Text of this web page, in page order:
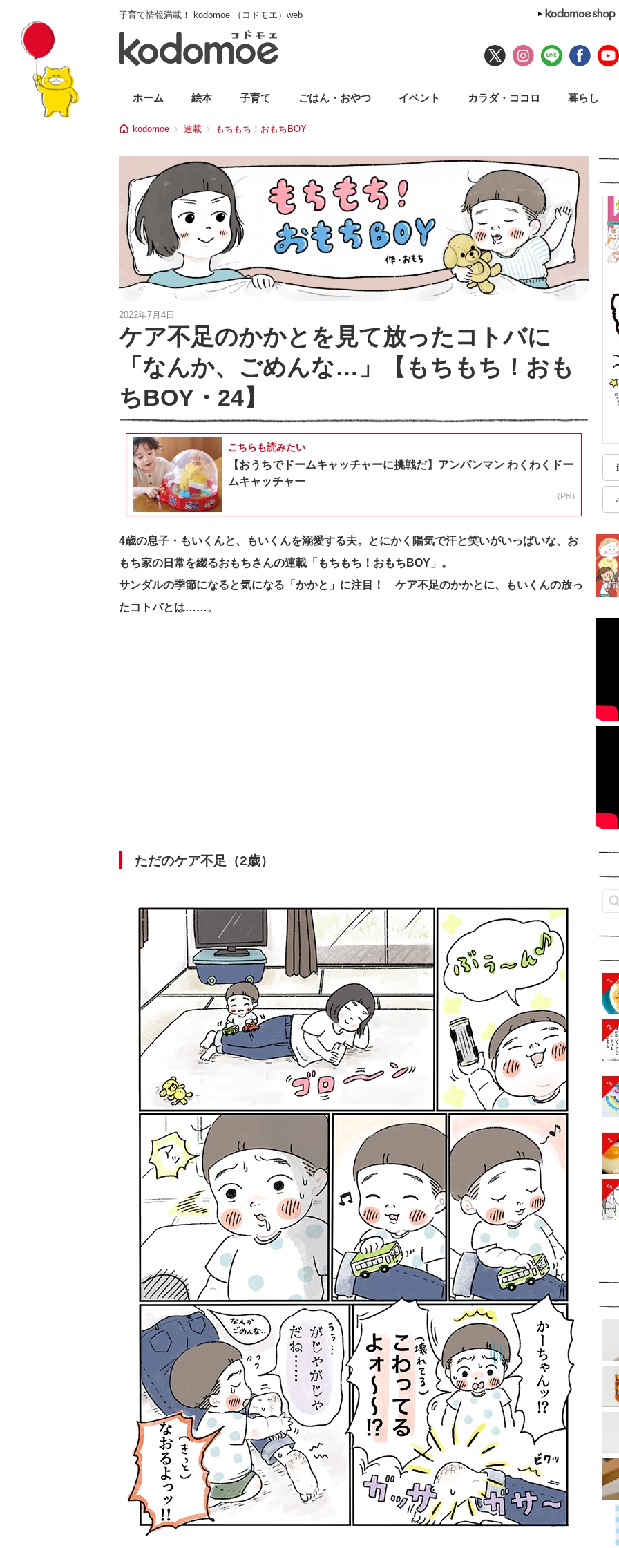
子育て情報満載！ kodomoe （コドモエ）web
ホーム 絵本 子育て ごはん・おやつ イベント カラダ・ココロ 暮らし
kodomoe 連載 もちもち！おもちBOY
2022年7月4日
ケア不足のかかとを見て放ったコトバに
「なんか、ごめんな…」【もちもち！おも
ちBOY・24】
こちらも読みたい
【おうちでドームキャッチャーに挑戦だ】アンパンマン わくわくドー
ムキャッチャー
(PR)
4歳の息子・もいくんと、もいくんを溺愛する夫。とにかく陽気で汗と笑いがいっぱいな、お
もち家の日常を綴るおもちさんの連載「もちもち！おもちBOY」。
サンダルの季節になると気になる「かかと」に注目！ ケア不足のかかとに、もいくんの放っ
たコトバとは……。
ただのケア不足（2歳）
1
2
3
4
5